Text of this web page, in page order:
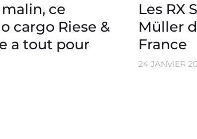
ce
cargo Riese &
a tout pour
Les RX
Müller
France
24 JANVIER